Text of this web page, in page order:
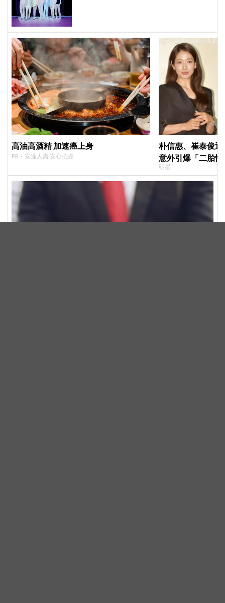
高油高酒精 加速癌上身
PR・安達人壽 安心抗癌
朴信惠、崔泰俊
意外引爆「二胎
明星